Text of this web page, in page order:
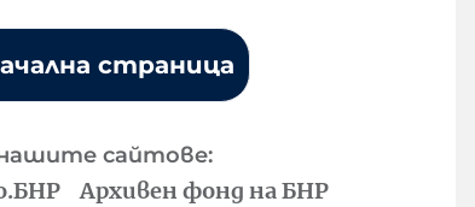
страница
сайтове:
Архивен фонд на БНР